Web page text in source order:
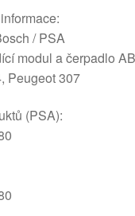
/ PSA
modul a čerpadlo
Peugeot 307
(PSA):